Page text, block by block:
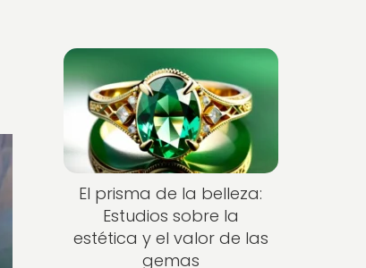
Nuevo
El prisma de la belleza:
Estudios sobre la
estética y el valor de las
gemas